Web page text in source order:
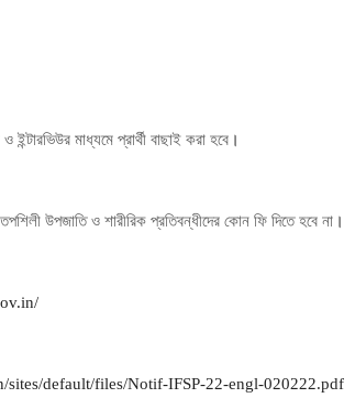
ইন্টারভিউর মাধ্যমে প্রার্থী বাছাই করা হবে।
উপজাতি ও শারীরিক প্রতিবন্ধীদের কোন ফি দিতে হবে না।
sites/default/files/Notif-IFSP-22-engl-020222.pdf